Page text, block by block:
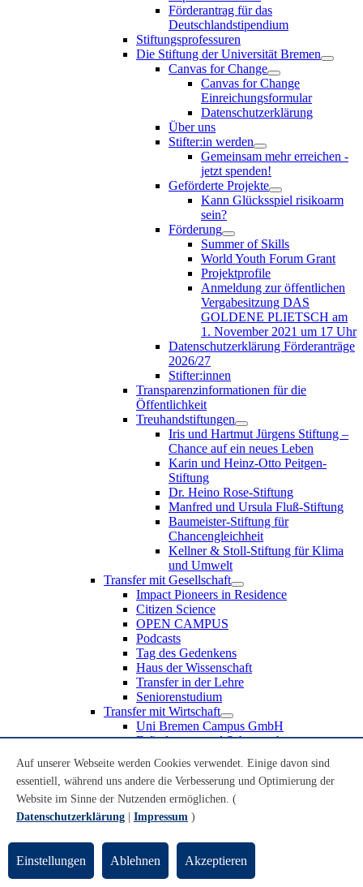
Förderantrag für das
Deutschlandstipendium
Stiftungsprofessuren
Die Stiftung der Universität Bremen
Canvas for Change
Canvas for Change
Einreichungsformular
Datenschutzerklärung
Über uns
Stifter:in werden
Gemeinsam mehr erreichen -
jetzt spenden!
Geförderte Projekte
Kann Glücksspiel risikoarm
sein?
Förderung
Summer of Skills
World Youth Forum Grant
Projektprofile
Anmeldung zur öffentlichen
Vergabesitzung DAS
GOLDENE PLIETSCH am
1. November 2021 um 17 Uhr
Datenschutzerklärung Förderanträge
2026/27
Stifter:innen
Transparenzinformationen für die
Öffentlichkeit
Treuhandstiftungen
Iris und Hartmut Jürgens Stiftung –
Chance auf ein neues Leben
Karin und Heinz-Otto Peitgen-
Stiftung
Dr. Heino Rose-Stiftung
Manfred und Ursula Fluß-Stiftung
Baumeister-Stiftung für
Chancengleichheit
Kellner & Stoll-Stiftung für Klima
und Umwelt
Transfer mit Gesellschaft
Impact Pioneers in Residence
Citizen Science
OPEN CAMPUS
Podcasts
Tag des Gedenkens
Haus der Wissenschaft
Transfer in der Lehre
Seniorenstudium
Transfer mit Wirtschaft
Uni Bremen Campus GmbH
Erfindungen und Schutzrechte
Recruiting an der Universität Bremen
Weiterbildung an der Universität Bremen
Transfer mit Schule
Schülerinnen und Schüler
Schulklassen
Lehrkräfte
Gründungsunterstützung
Auf unserer Webseite werden Cookies verwendet. Einige davon sind
essentiell, während uns andere die Verbesserung und Optimierung der
Website im Sinne der Nutzenden ermöglichen. (
Datenschutzerklärung
Impressum )
Einstellungen Ablehnen Akzeptieren